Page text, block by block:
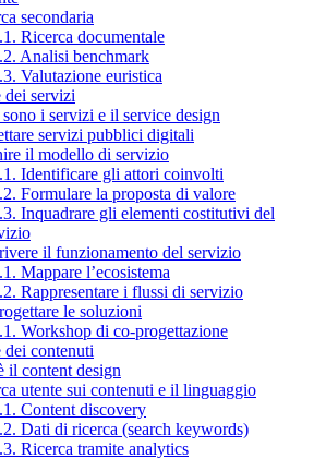
secondaria
Ricerca documentale
Analisi benchmark
Valutazione euristica
dei servizi
sono i servizi e il service design
servizi pubblici digitali
il modello di servizio
Identificare gli attori coinvolti
Formulare la proposta di valore
Inquadrare gli elementi costitutivi del
il funzionamento del servizio
Mappare l’ecosistema
Rappresentare i flussi di servizio
le soluzioni
Workshop di co-progettazione
dei contenuti
il content design
utente sui contenuti e il linguaggio
Content discovery
Dati di ricerca (search keywords)
Ricerca tramite analytics